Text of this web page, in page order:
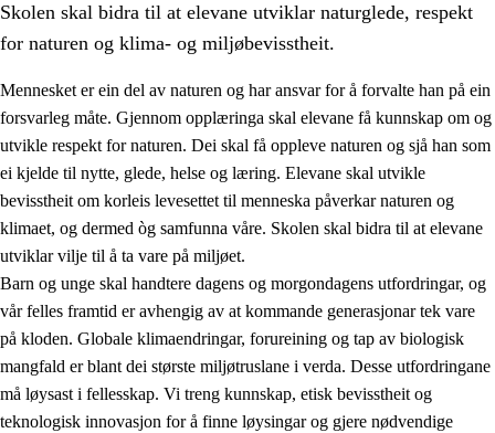
1. Verdigrunnlaget i opplæringa
1.1 Menneskeverdet
1.2 Identitet og kulturelt mangfald
1.3 Kritisk tenking og etisk bevisstheit
1.4 Skaparglede, engasjement og utforskartrong
Skolen skal bidra til at elevane utviklar naturglede, respekt
for naturen og klima- og miljøbevisstheit.
Mennesket er ein del av naturen og har ansvar for å forvalte han på ein
forsvarleg måte. Gjennom opplæringa skal elevane få kunnskap om og
utvikle respekt for naturen. Dei skal få oppleve naturen og sjå han som
ei kjelde til nytte, glede, helse og læring. Elevane skal utvikle
bevisstheit om korleis levesettet til menneska påverkar naturen og
klimaet, og dermed òg samfunna våre. Skolen skal bidra til at elevane
utviklar vilje til å ta vare på miljøet.
Barn og unge skal handtere dagens og morgondagens utfordringar, og
vår felles framtid er avhengig av at kommande generasjonar tek vare
på kloden. Globale klimaendringar, forureining og tap av biologisk
mangfald er blant dei største miljøtruslane i verda. Desse utfordringane
må løysast i fellesskap. Vi treng kunnskap, etisk bevisstheit og
teknologisk innovasjon for å finne løysingar og gjere nødvendige